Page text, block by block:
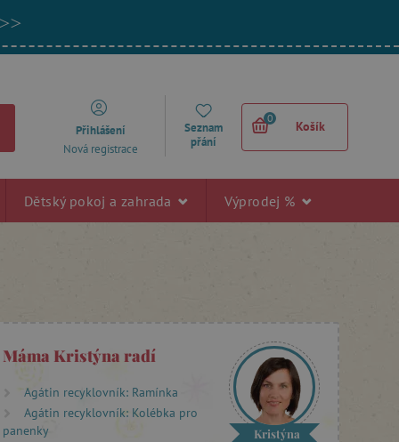
Přihlášení
Nová registrace
Seznam
přání
0
Košík
Dětský pokoj a zahrada Výprodej %
Máma Kristýna radí
Agátin recyklovník: Ramínka
Agátin recyklovník: Kolébka pro
panenky
Kristýna